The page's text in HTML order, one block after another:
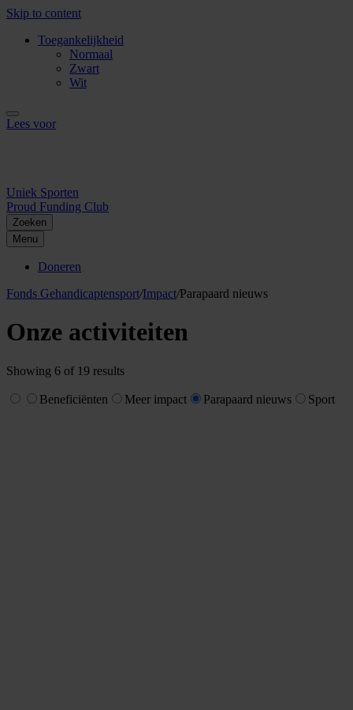
Skip to content
Toegankelijkheid
Normaal
Zwart
Wit
Lees voor
Uniek Sporten
Proud Funding Club
Zoeken
Menu
Doneren
Fonds Gehandicaptensport/Impact/Parapaard nieuws
Onze activiteiten
Showing 6 of 19 results
Beneficiënten Meer impact Parapaard nieuws Sport